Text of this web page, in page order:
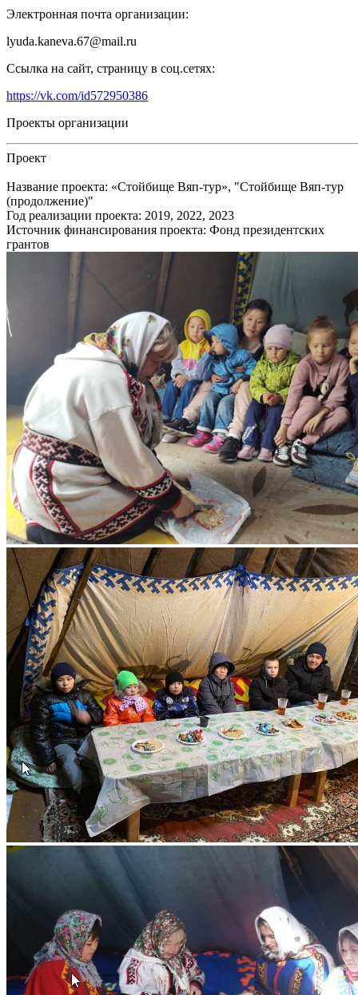
Электронная почта организации:
lyuda.kaneva.67@mail.ru
Ссылка на сайт, страницу в соц.сетях:
https://vk.com/id572950386
Проекты организации
Проект
Название проекта: «Стойбище Вяп-тур», "Стойбище Вяп-тур
(продолжение)"
Год реализации проекта: 2019, 2022, 2023
Источник финансирования проекта: Фонд президентских
грантов